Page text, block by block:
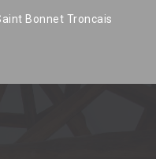
Bonnet Troncais